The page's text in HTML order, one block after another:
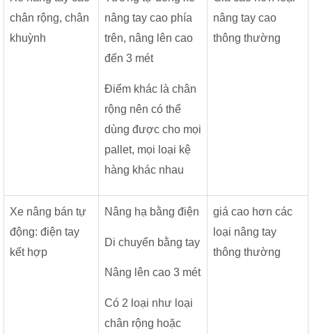
chân rộng, chân
khuỳnh
nâng tay cao phía
trên, nâng lên cao
đến 3 mét
Điểm khác là chân
rộng nên có thể
dùng được cho mọi
pallet, mọi loại kệ
hàng khác nhau
nâng tay cao
thông thường
Xe nâng bán tự
động: điện tay
kết hợp
Nâng hạ bằng điện
Di chuyển bằng tay
Nâng lên cao 3 mét
Có 2 loại như loại
chân rộng hoặc
giá cao hơn các
loại nâng tay
thông thường